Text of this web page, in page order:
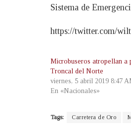
Sistema de
https://twitter.com/
Microbuseros atropellan a
Troncal del Norte
viernes, 5 abril 2019 8:47
En «Nacionales»
Tags: Carretera de Oro